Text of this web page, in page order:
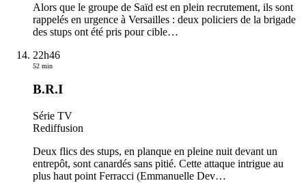
Alors que le groupe de Saïd est en plein recrutement, ils sont
rappelés en urgence à Versailles : deux policiers de la brigade
des stups ont été pris pour cible…
22h46
52 min
B.R.I
Série TV
Rediffusion
Deux flics des stups, en planque en pleine nuit devant un
entrepôt, sont canardés sans pitié. Cette attaque intrigue au
plus haut point Ferracci (Emmanuelle Dev…